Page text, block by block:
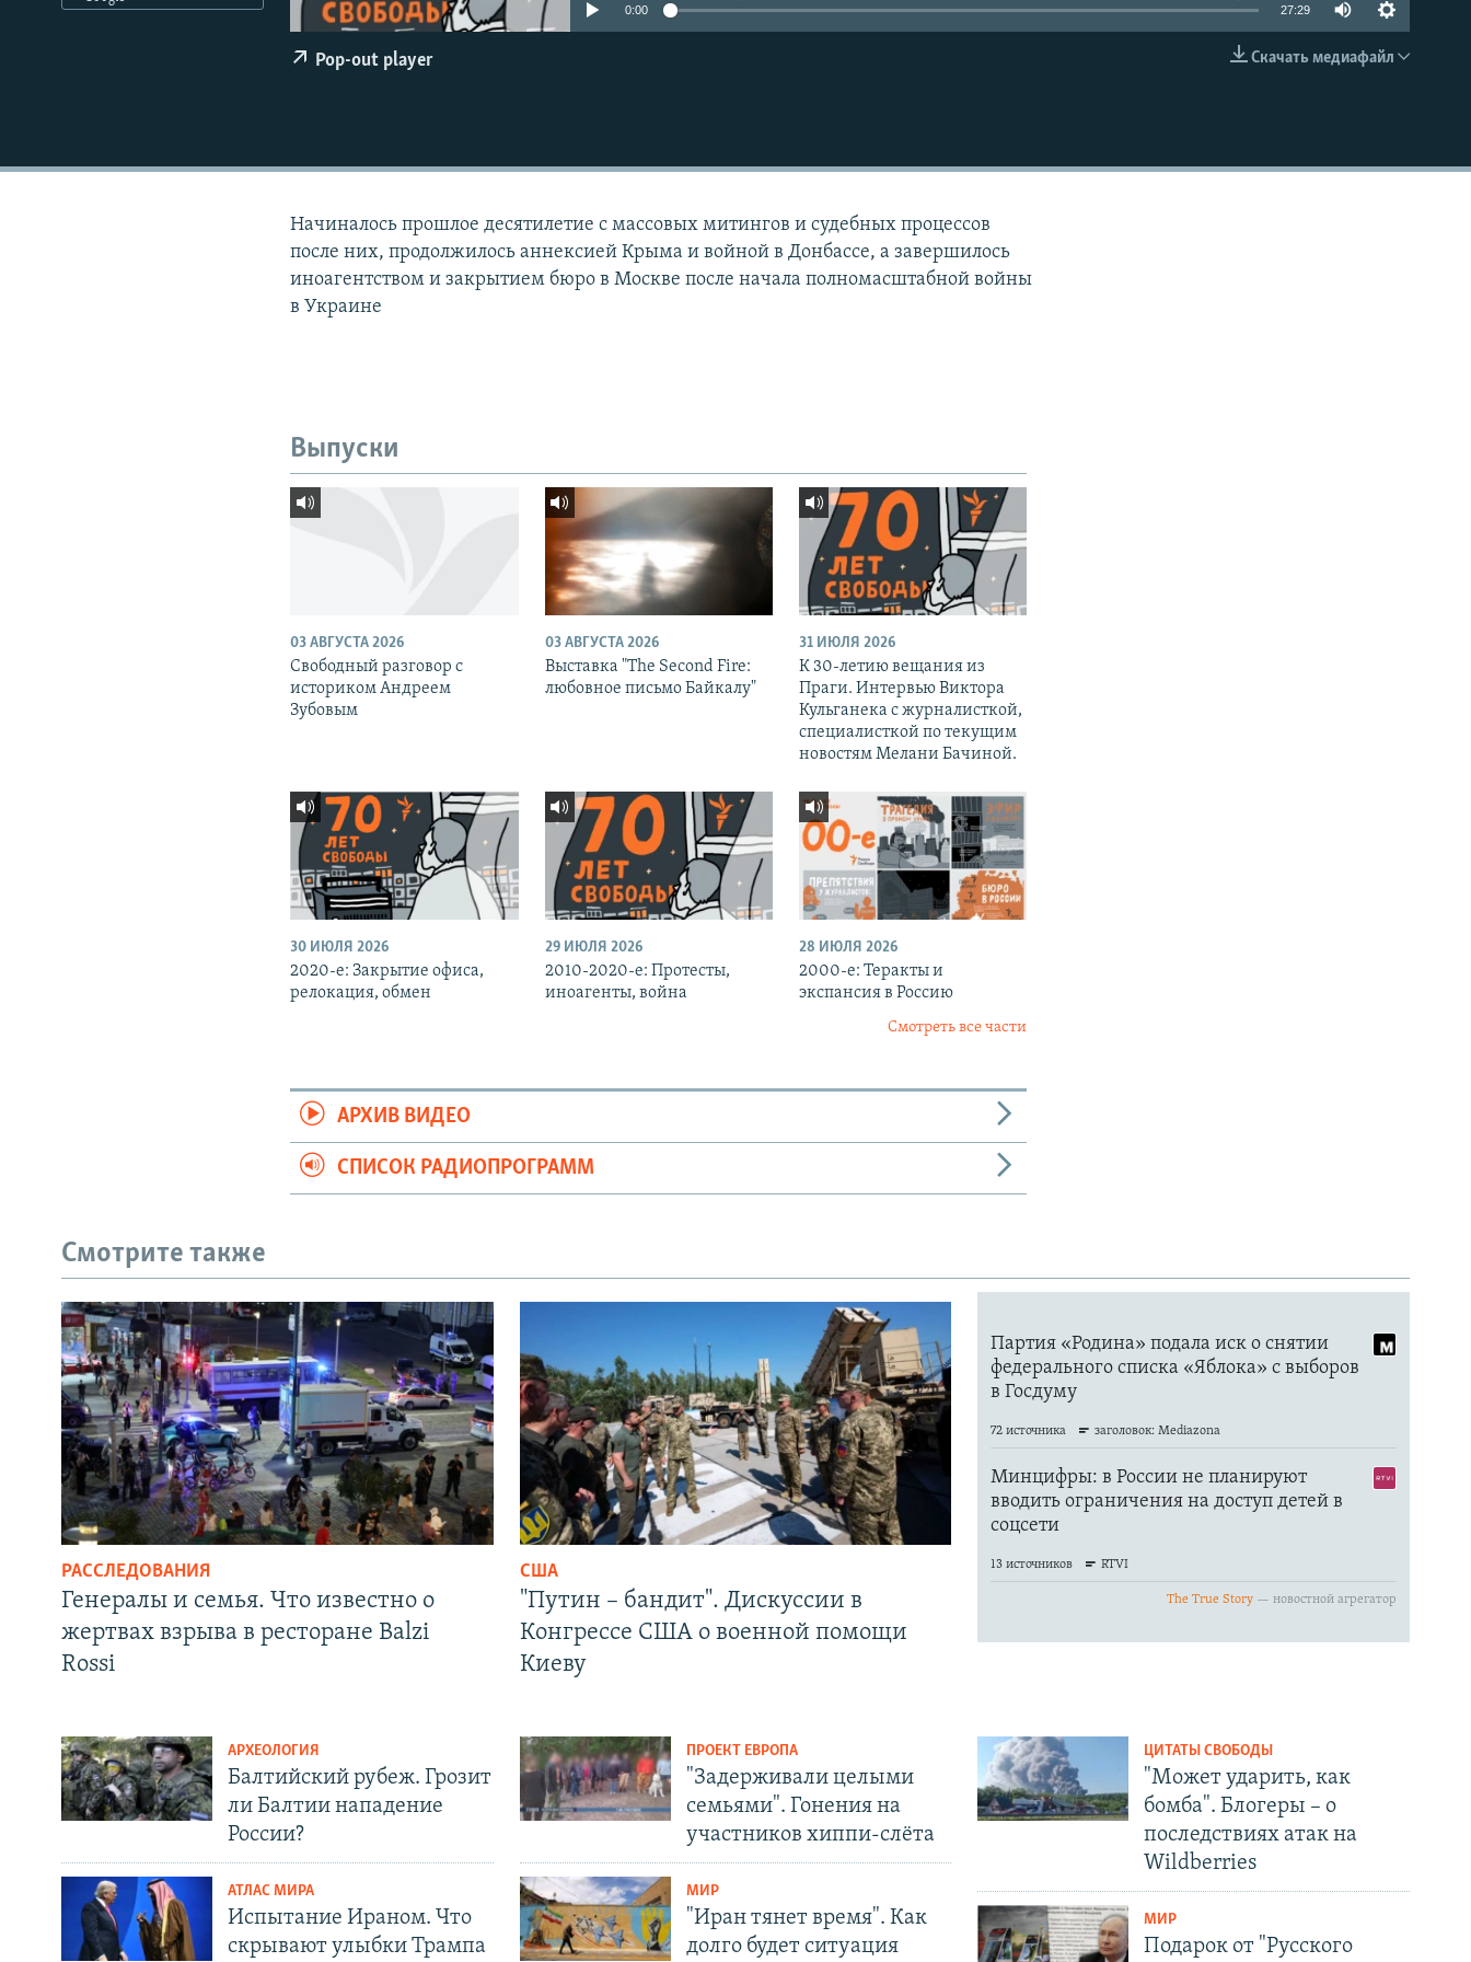
EMBED
0:00 27:29
Скачать медиафайл
Pop-out player
Начиналось прошлое десятилетие с массовых митингов и судебных процессов
после них, продолжилось аннексией Крыма и войной в Донбассе, а завершилось
иноагентством и закрытием бюро в Москве после начала полномасштабной войны
в Украине
Выпуски
03 АВГУСТА 2026
Свободный разговор с
историком Андреем
Зубовым
03 АВГУСТА 2026
Выставка "The Second Fire:
любовное письмо Байкалу"
31 ИЮЛЯ 2026
К 30-летию вещания из
Праги. Интервью Виктора
Кульганека с журналисткой,
специалисткой по текущим
новостям Мелани Бачиной.
30 ИЮЛЯ 2026
2020-е: Закрытие офиса,
релокация, обмен
29 ИЮЛЯ 2026
2010-2020-е: Протесты,
иноагенты, война
28 ИЮЛЯ 2026
2000-е: Теракты и
экспансия в Россию
Смотреть все части
АРХИВ ВИДЕО
СПИСОК РАДИОПРОГРАММ
Смотрите также
РАССЛЕДОВАНИЯ
Генералы и семья. Что известно о
жертвах взрыва в ресторане Balzi
Rossi
США
"Путин – бандит". Дискуссии в
Конгрессе США о военной помощи
Киеву
АРХЕОЛОГИЯ
Балтийский рубеж. Грозит
ли Балтии нападение
России?
АТЛАС МИРА
Испытание Ираном. Что
скрывают улыбки Трампа
ПРОЕКТ ЕВРОПА
"Задерживали целыми
семьями". Гонения на
участников хиппи-слёта
МИР
"Иран тянет время". Как
долго будет ситуация
ЦИТАТЫ СВОБОДЫ
"Может ударить, как
бомба". Блогеры – о
последствиях атак на
Wildberries
МИР
Подарок от "Русского